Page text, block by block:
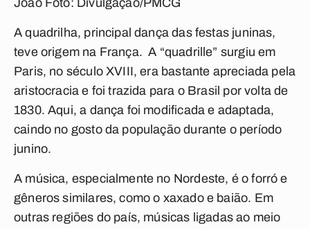
João Foto: Divulgação/PMCG
A quadrilha, principal dança das festas juninas,
teve origem na França. A “quadrille” surgiu em
Paris, no século XVIII, era bastante apreciada pela
aristocracia e foi trazida para o Brasil por volta de
1830. Aqui, a dança foi modificada e adaptada,
caindo no gosto da população durante o período
junino.
A música, especialmente no Nordeste, é o forró e
gêneros similares, como o xaxado e baião. Em
outras regiões do país, músicas ligadas ao meio